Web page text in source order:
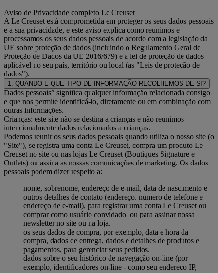
Aviso de Privacidade completo Le Creuset
A Le Creuset está comprometida em proteger os seus dados pessoais
e a sua privacidade, e este aviso explica como reunimos e
processamos os seus dados pessoais de acordo com a legislação da
UE sobre proteção de dados (incluindo o Regulamento Geral de
Proteção de Dados da UE 2016/679) e a lei de proteção de dados
aplicável no seu país, território ou local (as "Leis de proteção de
dados").
1. QUANDO E QUE TIPO DE INFORMAÇÃO RECOLHEMOS DE SI?
Dados pessoais” significa qualquer informação relacionada consigo
e que nos permite identificá-lo, diretamente ou em combinação com
outras informações.
Crianças: este site não se destina a crianças e não reunimos
intencionalmente dados relacionados a crianças.
Podemos reunir os seus dados pessoais quando utiliza o nosso site (o
"Site"), se registra uma conta Le Creuset, compra um produto Le
Creuset no site ou nas lojas Le Creuset (Boutiques Signature e
Outlets) ou assina as nossas comunicações de marketing. Os dados
pessoais podem dizer respeito a:
nome, sobrenome, endereço de e-mail, data de nascimento e
outros detalhes de contato (endereço, número de telefone e
endereço de e-mail), para registrar uma conta Le Creuset ou
comprar como usuário convidado, ou para assinar nossa
newsletter no site ou na loja.
os seus dados de compra, por exemplo, data e hora da
compra, dados de entrega, dados e detalhes de produtos e
pagamentos, para gerenciar seus pedidos.
dados sobre o seu histórico de navegação on-line (por
exemplo, identificadores on-line - como seu endereço IP,